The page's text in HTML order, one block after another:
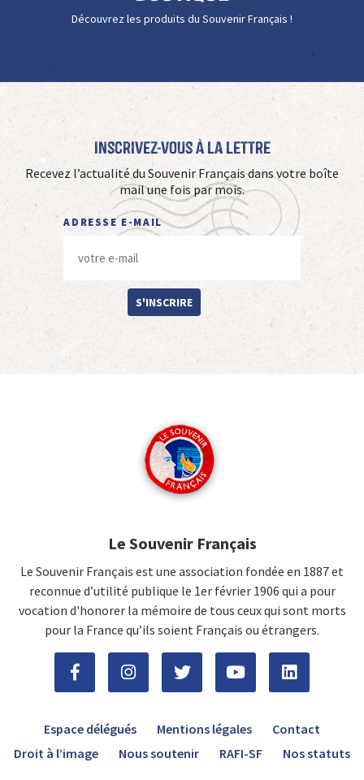
Découvrez les produits du Souvenir Français !
Inscrivez-vous à La Lettre
Recevez l’actualité du Souvenir Français dans votre boîte
mail une fois par mois.
ADRESSE E-MAIL
S'INSCRIRE
Le Souvenir Français
Le Souvenir Français est une association fondée en 1887 et
reconnue d’utilité publique le 1er février 1906 qui a pour
vocation d'honorer la mémoire de tous ceux qui sont morts
pour la France qu’ils soient Français ou étrangers.
Espace délégués Mentions légales
Contact
Droit à l’image
Nous soutenir RAFI-SF Nos statuts